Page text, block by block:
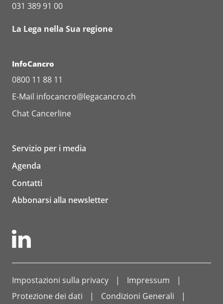
031 389 91 00
La Lega nella Sua regione
InfoCancro
0800 11 88 11
E-Mail infocancro@legacancro.ch
Chat Cancerline
Servizio per i media
Agenda
Contatti
Abbonarsi alla newsletter
Impostazioni sulla privacy
Impressum
Protezione dei dati
Condizioni Generali